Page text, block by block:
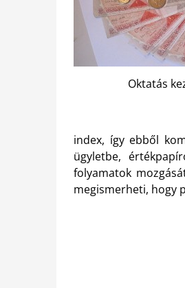
Oktatás
index, így ebből
ügyletbe,
folyamatok
megismerheti, hogy